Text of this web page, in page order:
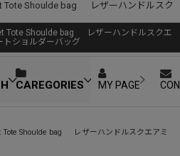
Tote Shoulde bag レザーハンドルスク
Tote Shoulde bag レザーハンドルスクエ
トショルダーバッグ
CAREGORIES MY PAGE
Shoulde bag レザーハンドルスクエアミ